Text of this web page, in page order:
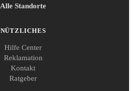
Alle Standorte
NÜTZLICHES
Hilfe Center
Reklamation
Kontakt
Ratgeber